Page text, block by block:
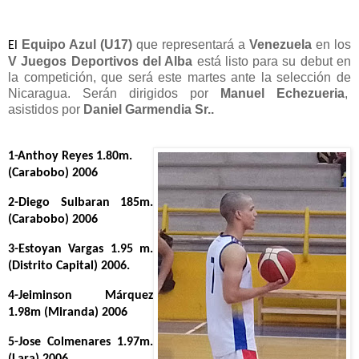
El Equipo Azul (U17) que representará a Venezuela
V Juegos Deportivos del Alba está listo para su debut en
la competición, que será este martes ante la selección de
Nicaragua. Serán dirigidos por Manuel Echezueria,
asistidos por Daniel Garmendia Sr..
1-Anthoy Reyes 1.80m.
(Carabobo) 2006
2-Diego Sulbaran 185m.
(Carabobo) 2006
3-Estoyan Vargas 1.95 m.
(Distrito Capital) 2006.
4-Jeiminson Márquez
1.98m (Miranda) 2006
5-Jose Colmenares 1.97m.